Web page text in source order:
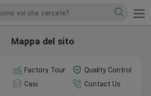
Mappa del sito
Factory Tour
Quality Control
Casi Contact Us